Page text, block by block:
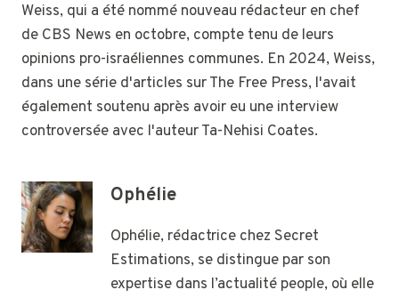
Weiss, qui a été nommé nouveau rédacteur en chef
de CBS News en octobre, compte tenu de leurs
opinions pro-israéliennes communes. En 2024, Weiss,
dans une série d'articles sur The Free Press, l'avait
également soutenu après avoir eu une interview
controversée avec l'auteur Ta-Nehisi Coates.
Ophélie
Ophélie, rédactrice chez Secret
Estimations, se distingue par son
expertise dans l’actualité people, où elle